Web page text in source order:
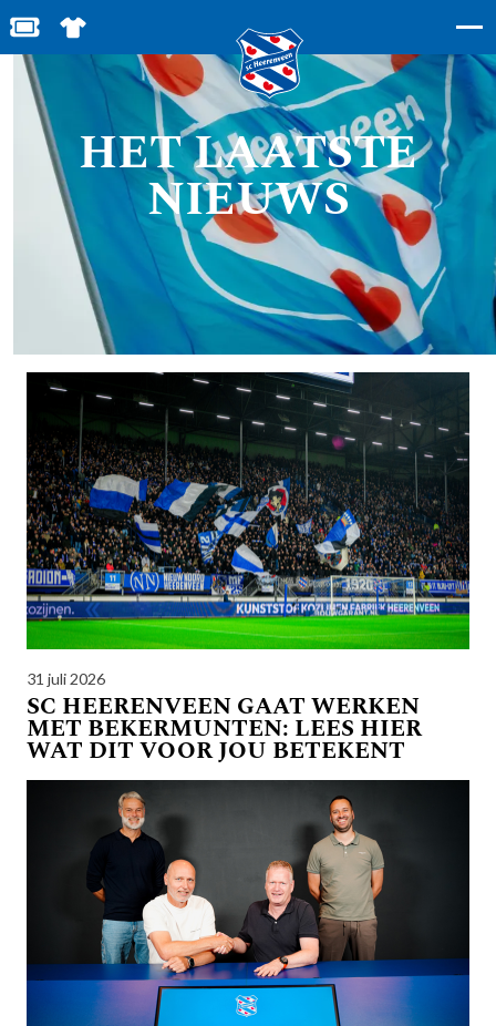
BESTEL JOUW TICKETS
SHOP IN DE FEANSTORE
HET LAATSTE
NIEUWS
31 juli 2026
SC HEERENVEEN GAAT WERKEN
MET BEKERMUNTEN: LEES HIER
WAT DIT VOOR JOU BETEKENT